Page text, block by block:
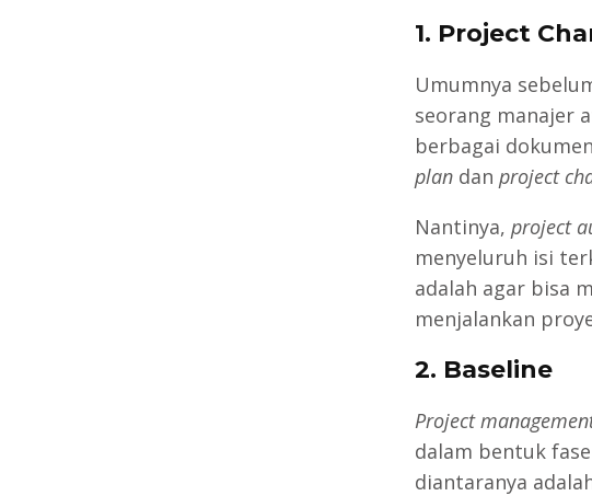
1. Project
Umumnya
seorang manajer
berbagai
plan dan project
Nantinya, project
menyeluruh isi
adalah agar bisa
menjalankan
2. Baseline
Project
dalam bentuk
diantaranya